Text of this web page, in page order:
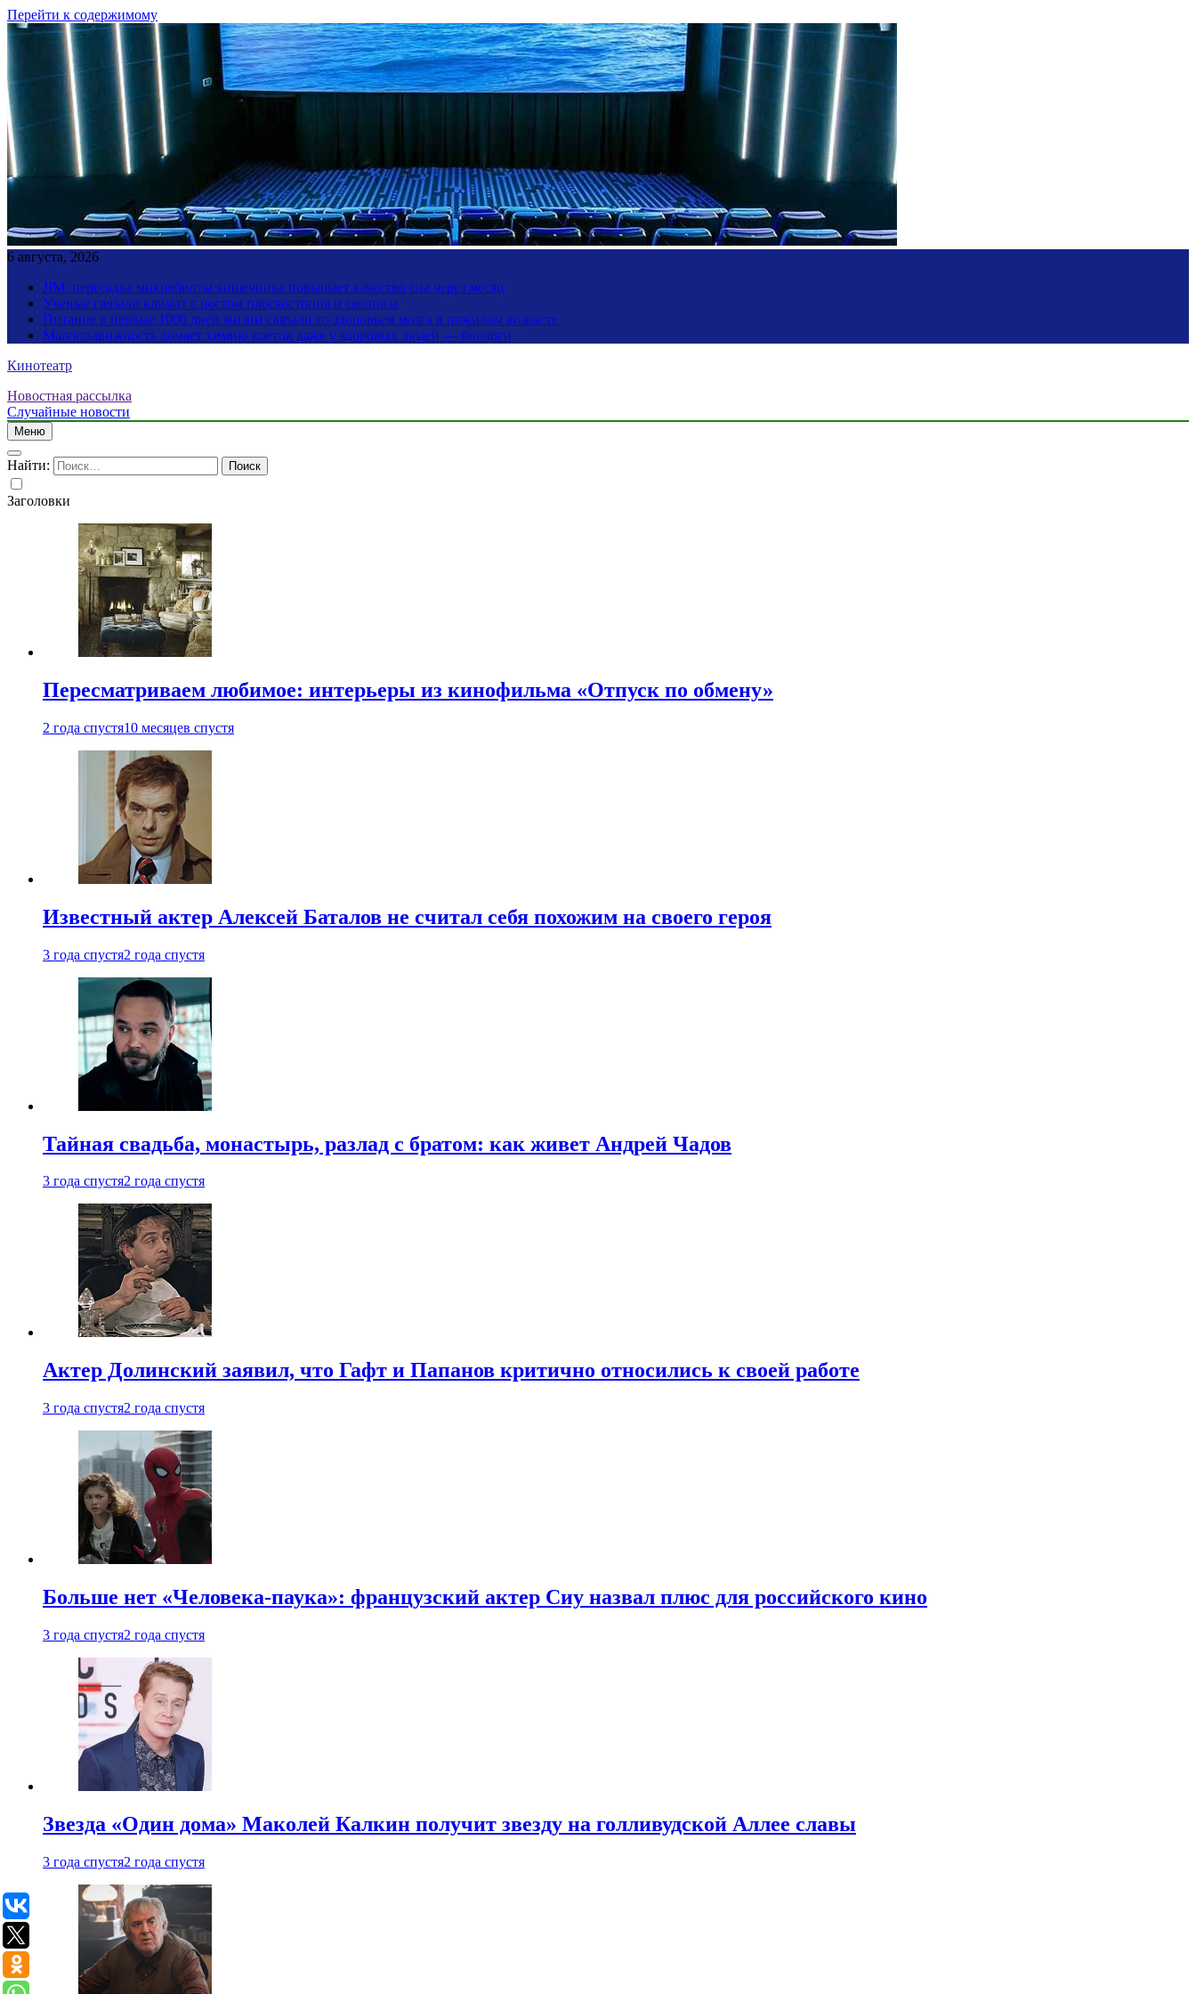
Перейти к содержимому
6 августа, 2026
JIM: пересадка микробиоты кишечника повышает качество сна через месяц
Ученые связали климат с ростом плоскостопия и сколиоза
Питание в первые 1000 дней жизни связали со здоровьем мозга в пожилом возрасте
Малоподвижность ломает химию клеток даже у здоровых людей — биологи
Кинотеатр
Новостная рассылка
Случайные новости
Меню
Найти:
Заголовки
Пересматриваем любимое: интерьеры из кинофильма «Отпуск по обмену»
2 года спустя10 месяцев спустя
Известный актер Алексей Баталов не считал себя похожим на своего героя
3 года спустя2 года спустя
Тайная свадьба, монастырь, разлад с братом: как живет Андрей Чадов
3 года спустя2 года спустя
Актер Долинский заявил, что Гафт и Папанов критично относились к своей работе
3 года спустя2 года спустя
Больше нет «Человека-паука»: французский актер Сиу назвал плюс для российского кино
3 года спустя2 года спустя
Звезда «Один дома» Маколей Калкин получит звезду на голливудской Аллее славы
3 года спустя2 года спустя